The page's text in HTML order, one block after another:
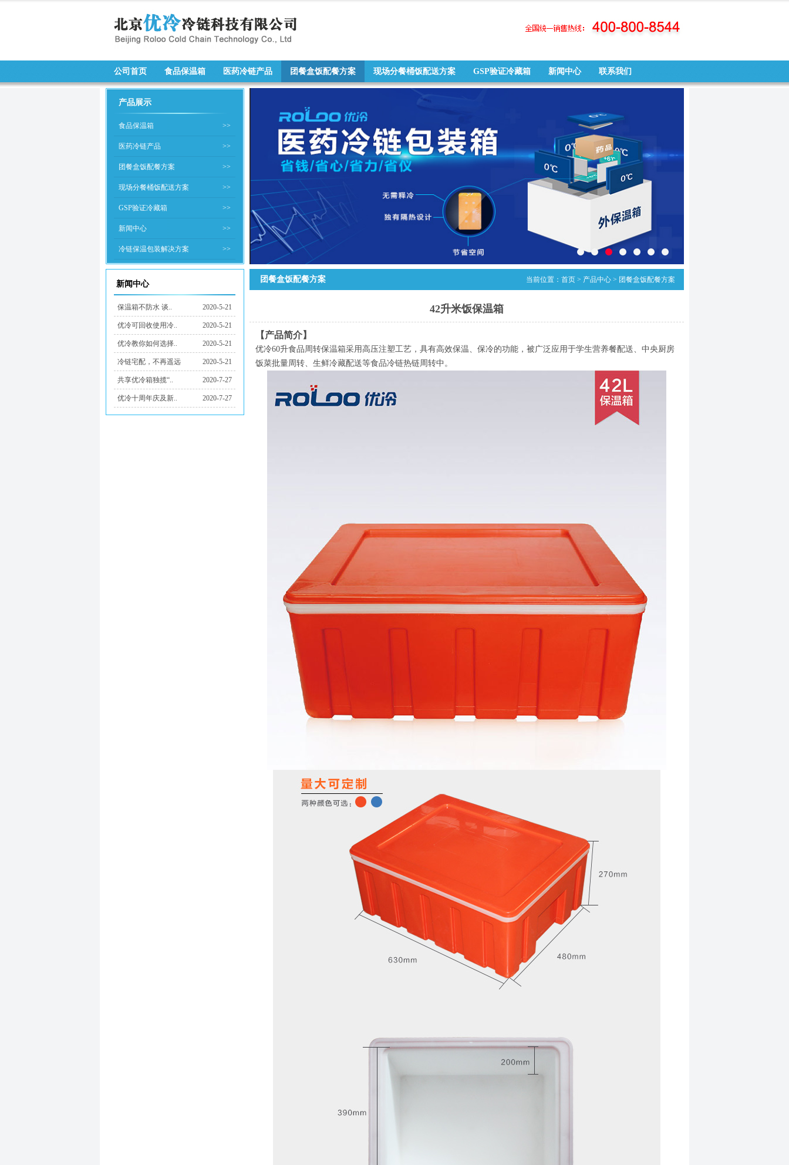
公司首页 食品保温箱 医药冷链产品 团餐盒饭配餐方案 现场分餐桶饭配送方案 GSP验证冷藏箱 新闻中心 联系我们
产品展示
食品保温箱 >>
医药冷链产品 >>
团餐盒饭配餐方案 >>
现场分餐桶饭配送方案 >>
GSP验证冷藏箱 >>
新闻中心 >>
冷链保温包装解决方案 >>
新闻中心
保温箱不防水 谈.. 2020-5-21
优冷可回收使用冷.. 2020-5-21
优冷教你如何选择.. 2020-5-21
冷链宅配，不再遥远 2020-5-21
共享优冷箱独揽“.. 2020-7-27
优冷十周年庆及新.. 2020-7-27
团餐盒饭配餐方案 当前位置： 首页> 产品中心> 团餐盒饭配餐方案
42升米饭保温箱
【产品简介】
优冷60升食品周转保温箱采用高压注塑工艺，具有高效保温、保冷的功能，被广泛应用于学生营养餐配送、中央厨房
饭菜批量周转、生鲜冷藏配送等食品冷链热链周转中。